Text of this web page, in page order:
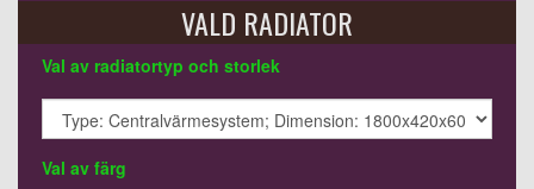
VALD RADIATOR
Val av radiatortyp och storlek
Val av färg